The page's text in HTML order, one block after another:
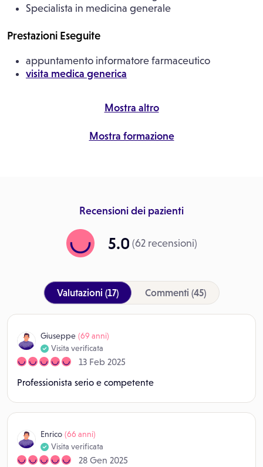
Specialista in medicina generale
Prestazioni Eseguite
appuntamento informatore farmaceutico
visita medica generica
Mostra altro
Mostra formazione
Recensioni dei pazienti
5.0 (62 recensioni)
Valutazioni (17) Commenti (45)
Giuseppe (69 anni)
13 Feb 2025
Visita verificata
Professionista serio e competente
Enrico (66 anni)
28 Gen 2025
Visita verificata